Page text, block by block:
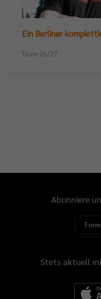
Ein Berliner
Team 26/27
Abonniere
Stets aktuell